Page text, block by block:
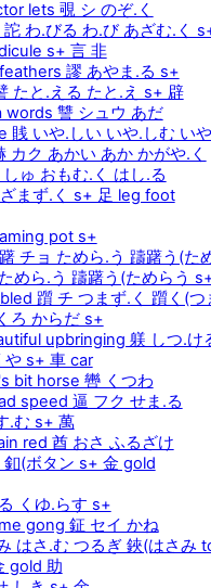
lets 覗 シ のぞ.く
わ.びる わ.び あざむ.く
s+ 言 非
謬 あやま.る s+
たと.える たと.え s+ 辟
讐 シュウ あだ
いや.しい いや.しむ い
ク あかい あか かがや.く
ゅ おもむ.く はし.る
まず.く s+ 足 leg foot
pot s+
チョ ためら.う 躊躇う(た
めら.う 躊躇う(ためらう
躓 チ つまず.く 躓く(つ
ろ からだ s+
upbringing 躾 しつ.け
s+ 車 car
bit horse 轡 くつわ
speed 逼 フク せま.る
.む s+ 萬
red 酋 おさ ふるざけ
(ボタン s+ 金 gold
くゆ.らす s+
gong 鉦 セイ かね
はさ.む つるぎ 鋏(はさみ
gold 助